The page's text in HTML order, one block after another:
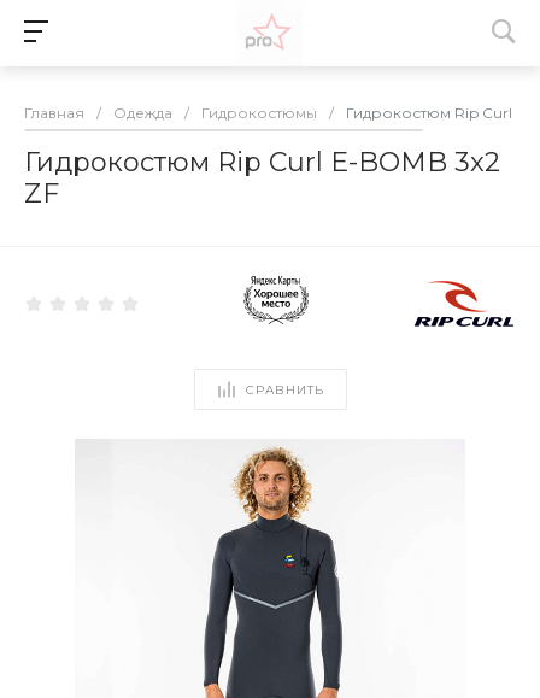
Главная / Одежда / Гидрокостюмы / Гидрокостюм Rip Curl E-
Гидрокостюм Rip Curl E-BOMB 3x2
ZF
СРАВНИТЬ